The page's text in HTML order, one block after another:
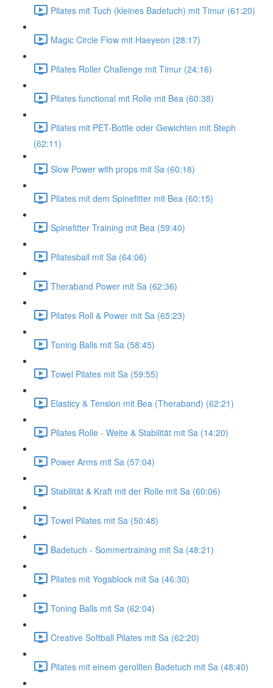
Pilates mit Tuch (kleines Badetuch) mit Timur (61:20)
Magic Circle Flow mit Haeyeon (28:17)
Pilates Roller Challenge mit Timur (24:16)
Pilates functional mit Rolle mit Bea (60:38)
Pilates mit PET-Bottle oder Gewichten mit Steph
(62:11)
Slow Power with props mit Sa (60:18)
Pilates mit dem Spinefitter mit Bea (60:15)
Spinefitter Training mit Bea (59:40)
Pilatesball mit Sa (64:06)
Theraband Power mit Sa (62:36)
Pilates Roll & Power mit Sa (65:23)
Toning Balls mit Sa (58:45)
Towel Pilates mit Sa (59:55)
Elasticy & Tension mit Bea (Theraband) (62:21)
Pilates Rolle - Weite & Stabilität mit Sa (14:20)
Power Arms mit Sa (57:04)
Stabilität & Kraft mit der Rolle mit Sa (60:06)
Towel Pilates mit Sa (50:48)
Badetuch - Sommertraining mit Sa (48:21)
Pilates mit Yogablock mit Sa (46:30)
Toning Balls mit Sa (62:04)
Creative Softball Pilates mit Sa (62:20)
Pilates mit einem gerollten Badetuch mit Sa (48:40)